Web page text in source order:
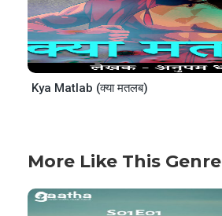
Kya Matlab (क्या मतलब)
More Like This Genre